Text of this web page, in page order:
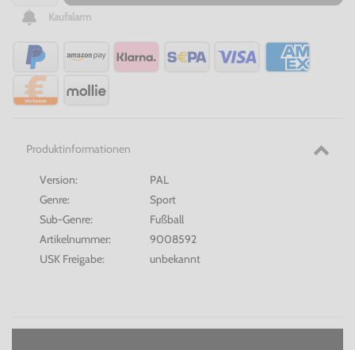
Kaufalarm
Produktinformationen
Version:
PAL
Genre:
Sport
Sub-Genre:
Fußball
Artikelnummer:
9008592
USK Freigabe:
unbekannt